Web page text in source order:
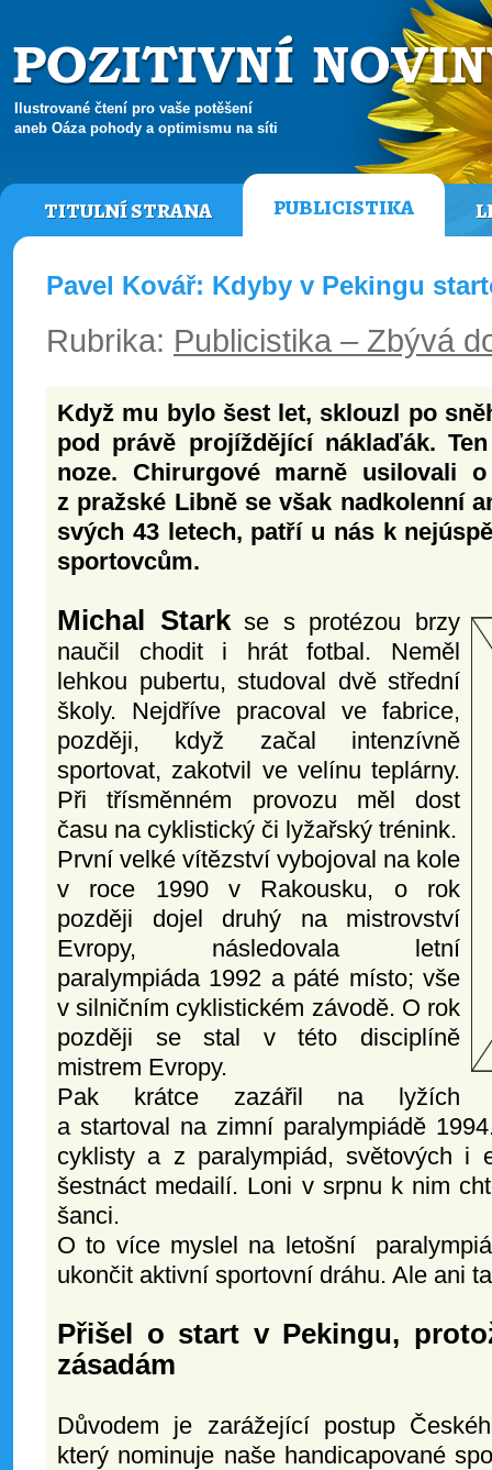
Ilustrované čtení pro vaše potěšení
aneb Oáza pohody a optimismu na síti
TITULNÍ STRANA PUBLICISTIKA
Pavel Kovář: Kdyby v Pekingu
Rubrika: Publicistika – Zbývá
Když mu bylo šest let, sklouzl po
pod právě projíždějící náklaďák.
noze. Chirurgové marně usilovali
z pražské Libně se však nadkolenní
svých 43 letech, patří u nás k
sportovcům.
Michal Starkse s protézou brzy
naučil chodit i hrát fotbal. Neměl
lehkou pubertu, studoval dvě střední
školy. Nejdříve pracoval ve fabrice,
později, když začal intenzívně
sportovat, zakotvil ve velínu teplárny.
Při třísměnném provozu měl dost
času na cyklistický či lyžařský trénink.
První velké vítězství vybojoval na kole
v roce 1990 v Rakousku, o rok
později dojel druhý na mistrovství
Evropy, následovala letní
paralympiáda 1992 a páté místo; vše
v silničním cyklistickém závodě. O rok
později se stal v této disciplíně
mistrem Evropy.
Pak krátce zazářil na lyžích
a startoval na zimní paralympiádě
cyklisty a z paralympiád, světových i
šestnáct medailí. Loni v srpnu k nim
šanci.
O to více myslel na letošní
ukončit aktivní sportovní dráhu. Ale ani
Přišel o start v Pekingu,
zásadám
Důvodem je zarážející postup
který nominuje naše handicapované